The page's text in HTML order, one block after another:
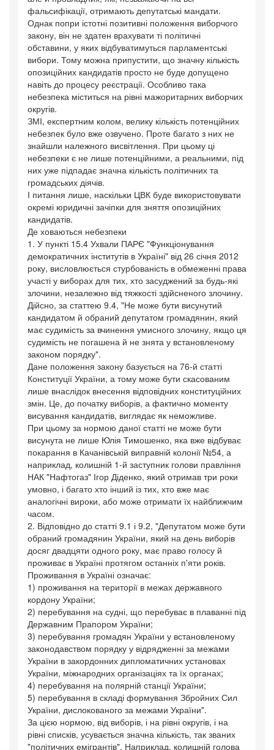
фальсифікації, отримають депутатські мандати.
Однак попри істотні позитивні положення виборчого
закону, він не здатен врахувати ті політичні
обставини, у яких відбуватимуться парламентські
вибори. Тому можна припустити, що значну кількість
опозиційних кандидатів просто не буде допущено
навіть до процесу реєстрації. Особливо така
небезпека міститься на рівні мажоритарних виборчих
округів.
ЗМІ, експертним колом, велику кількість потенційних
небезпек було вже озвучено. Проте багато з них не
знайшли належного висвітлення. При цьому ці
небезпеки є не лише потенційними, а реальними, під
них уже підпадає значна кількість політичних та
громадських діячів.
І питання лише, наскільки ЦВК буде використовувати
окремі юридичні зачіпки для зняття опозиційних
кандидатів.
Де ховаються небезпеки
1. У пункті 15.4 Ухвали ПАРЄ "Функціонування
демократичних інститутів в Україні" від 26 січня 2012
року, висловлюється стурбованість в обмеженні права
участі у виборах для тих, хто засуджений за будь-які
злочини, незалежно від тяжкості здійсненого злочину.
Дійсно, за статтею 9.4, "Не може бути висунутий
кандидатом й обраний депутатом громадянин, який
має судимість за вчинення умисного злочину, якщо ця
судимість не погашена й не знята у встановленому
законом порядку".
Дане положення закону базується на 76-й статті
Конституції України, а тому може бути скасованим
лише внаслідок внесення відповідних конституційних
змін. Це, до початку виборів, а фактично моменту
висування кандидатів, виглядає як неможливе.
При цьому за нормою даної статті не може бути
висунута не лише Юлія Тимошенко, яка вже відбуває
покарання в Качанівській виправній колонії №54, а
наприклад, колишній 1-й заступник голови правління
НАК "Нафтогаз" Ігор Діденко, який отримав три роки
умовно, і багато хто інший із тих, хто вже має
аналогічні вироки, або може отримати їх найближчим
часом.
2. Відповідно до статті 9.1 і 9.2, "Депутатом може бути
обраний громадянин України, який на день виборів
досяг двадцяти одного року, має право голосу й
проживає в Україні протягом останніх п'яти років.
Проживання в Україні означає:
1) проживання на території в межах державного
кордону України;
2) перебування на судні, що перебуває в плаванні під
Державним Прапором України;
3) перебування громадян України у встановленому
законодавством порядку у відрядженні за межами
України в закордонних дипломатичних установах
України, міжнародних організаціях та їх органах;
4) перебування на полярній станції України;
5) перебування в складі формування Збройних Сил
України, дислокованого за межами України".
За цією нормою, від виборів, і на рівні округів, і на
рівні списків, усувається значна кількість, так званих
"політичних емігрантів". Наприклад, колишній голова